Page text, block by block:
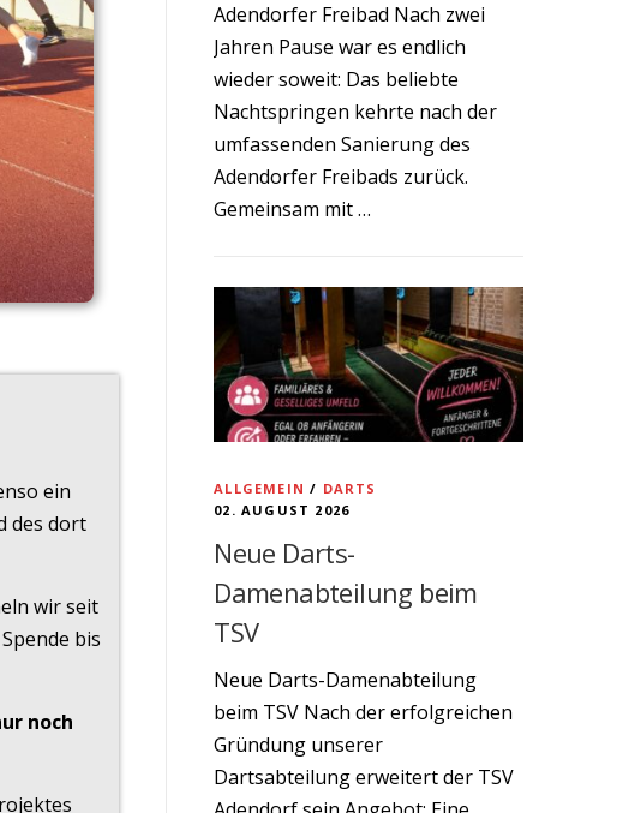
ein
des dort
wir seit
bis
noch
Adendorfer Freibad Nach zwei
Jahren Pause war es endlich
wieder soweit: Das beliebte
Nachtspringen kehrte nach der
umfassenden Sanierung des
Adendorfer Freibads zurück.
Gemeinsam mit …
ALLGEMEIN / DARTS
02. AUGUST 2026
Neue Darts-
Damenabteilung beim
TSV
Neue Darts-Damenabteilung
beim TSV Nach der erfolgreichen
Gründung unserer
Dartsabteilung erweitert der TSV